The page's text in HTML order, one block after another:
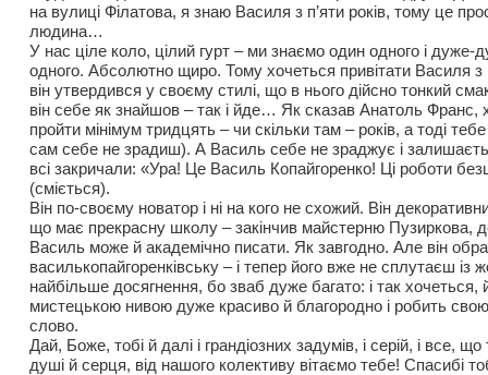
на вулиці Філатова, я знаю Василя з п’яти років, тому це
людина…
У нас ціле коло, цілий гурт – ми знаємо один одного і дуже-
одного. Абсолютно щиро. Тому хочеться привітати Василя
він утвердився у своєму стилі, що в нього дійсно тонкий
він себе як знайшов – так і йде… Як сказав Анатоль Франс,
пройти мінімум тридцять – чи скільки там – років, а тоді
сам себе не зрадиш). А Василь себе не зраджує і
всі закричали: «Ура! Це Василь Копайгоренко! Ці роботи
(сміється).
Він по-своєму новатор і ні на кого не схожий. Він
що має прекрасну школу – закінчив майстерню Пузиркова,
Василь може й академічно писати. Як завгодно. Але він
василькопайгоренківську – і тепер його вже не сплутаєш
найбільше досягнення, бо зваб дуже багато: і так хочеться,
мистецькою нивою дуже красиво й благородно і робить
слово.
Дай, Боже, тобі й далі і грандіозних задумів, і серій, і все,
душі й серця, від нашого колективу вітаємо тебе! Спасибі